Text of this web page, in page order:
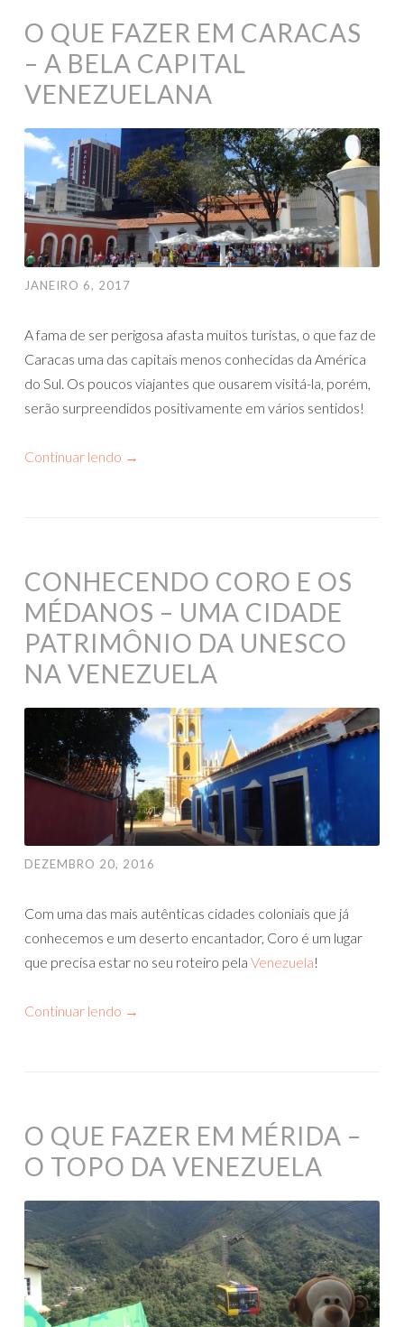
O QUE FAZER EM CARACAS
– A BELA CAPITAL
VENEZUELANA
JANEIRO 6, 2017
A fama de ser perigosa afasta muitos turistas, o que faz de
Caracas uma das capitais menos conhecidas da América
do Sul. Os poucos viajantes que ousarem visitá-la, porém,
serão surpreendidos positivamente em vários sentidos!
Continuar lendo →
CONHECENDO CORO E OS
MÉDANOS – UMA CIDADE
PATRIMÔNIO DA UNESCO
NA VENEZUELA
DEZEMBRO 20, 2016
Com uma das mais autênticas cidades coloniais que já
conhecemos e um deserto encantador, Coro é um lugar
que precisa estar no seu roteiro pela Venezuela!
Continuar lendo →
O QUE FAZER EM MÉRIDA –
O TOPO DA VENEZUELA